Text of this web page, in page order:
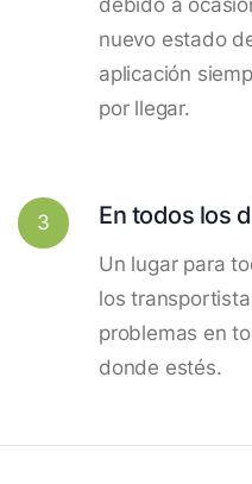
nuevo estado
aplicación
por llegar.
3 En todos los
Un lugar para
los
problemas en
donde estés.